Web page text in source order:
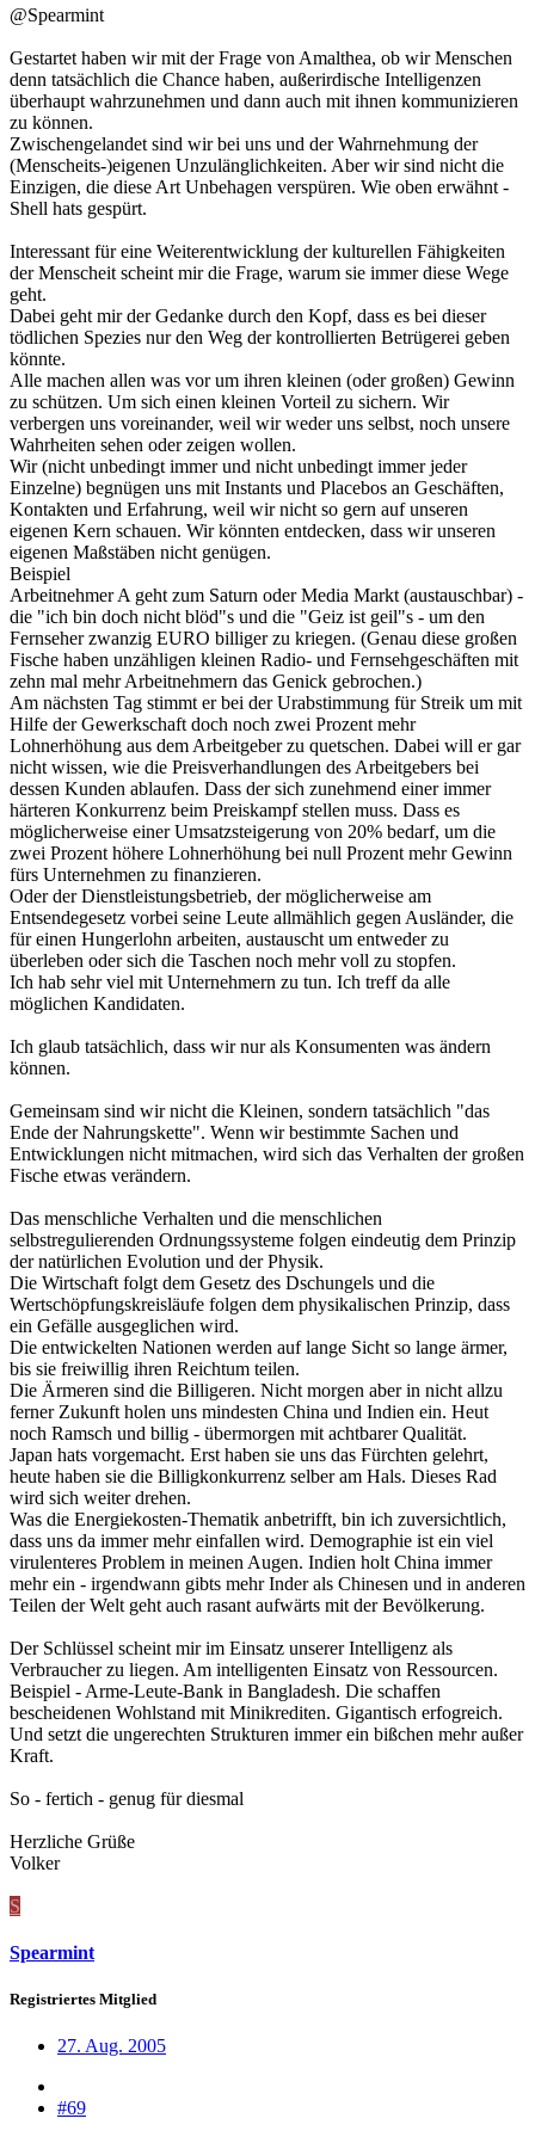
@Spearmint
Gestartet haben wir mit der Frage von Amalthea, ob wir Menschen
denn tatsächlich die Chance haben, außerirdische Intelligenzen
überhaupt wahrzunehmen und dann auch mit ihnen kommunizieren
zu können.
Zwischengelandet sind wir bei uns und der Wahrnehmung der
(Menscheits-)eigenen Unzulänglichkeiten. Aber wir sind nicht die
Einzigen, die diese Art Unbehagen verspüren. Wie oben erwähnt -
Shell hats gespürt.
Interessant für eine Weiterentwicklung der kulturellen Fähigkeiten
der Menscheit scheint mir die Frage, warum sie immer diese Wege
geht.
Dabei geht mir der Gedanke durch den Kopf, dass es bei dieser
tödlichen Spezies nur den Weg der kontrollierten Betrügerei geben
könnte.
Alle machen allen was vor um ihren kleinen (oder großen) Gewinn
zu schützen. Um sich einen kleinen Vorteil zu sichern. Wir
verbergen uns voreinander, weil wir weder uns selbst, noch unsere
Wahrheiten sehen oder zeigen wollen.
Wir (nicht unbedingt immer und nicht unbedingt immer jeder
Einzelne) begnügen uns mit Instants und Placebos an Geschäften,
Kontakten und Erfahrung, weil wir nicht so gern auf unseren
eigenen Kern schauen. Wir könnten entdecken, dass wir unseren
eigenen Maßstäben nicht genügen.
Beispiel
Arbeitnehmer A geht zum Saturn oder Media Markt (austauschbar) -
die "ich bin doch nicht blöd"s und die "Geiz ist geil"s - um den
Fernseher zwanzig EURO billiger zu kriegen. (Genau diese großen
Fische haben unzähligen kleinen Radio- und Fernsehgeschäften mit
zehn mal mehr Arbeitnehmern das Genick gebrochen.)
Am nächsten Tag stimmt er bei der Urabstimmung für Streik um mit
Hilfe der Gewerkschaft doch noch zwei Prozent mehr
Lohnerhöhung aus dem Arbeitgeber zu quetschen. Dabei will er gar
nicht wissen, wie die Preisverhandlungen des Arbeitgebers bei
dessen Kunden ablaufen. Dass der sich zunehmend einer immer
härteren Konkurrenz beim Preiskampf stellen muss. Dass es
möglicherweise einer Umsatzsteigerung von 20% bedarf, um die
zwei Prozent höhere Lohnerhöhung bei null Prozent mehr Gewinn
fürs Unternehmen zu finanzieren.
Oder der Dienstleistungsbetrieb, der möglicherweise am
Entsendegesetz vorbei seine Leute allmählich gegen Ausländer, die
für einen Hungerlohn arbeiten, austauscht um entweder zu
überleben oder sich die Taschen noch mehr voll zu stopfen.
Ich hab sehr viel mit Unternehmern zu tun. Ich treff da alle
möglichen Kandidaten.
Ich glaub tatsächlich, dass wir nur als Konsumenten was ändern
können.
Gemeinsam sind wir nicht die Kleinen, sondern tatsächlich "das
Ende der Nahrungskette". Wenn wir bestimmte Sachen und
Entwicklungen nicht mitmachen, wird sich das Verhalten der großen
Fische etwas verändern.
Das menschliche Verhalten und die menschlichen
selbstregulierenden Ordnungssysteme folgen eindeutig dem Prinzip
der natürlichen Evolution und der Physik.
Die Wirtschaft folgt dem Gesetz des Dschungels und die
Wertschöpfungskreisläufe folgen dem physikalischen Prinzip, dass
ein Gefälle ausgeglichen wird.
Die entwickelten Nationen werden auf lange Sicht so lange ärmer,
bis sie freiwillig ihren Reichtum teilen.
Die Ärmeren sind die Billigeren. Nicht morgen aber in nicht allzu
ferner Zukunft holen uns mindesten China und Indien ein. Heut
noch Ramsch und billig - übermorgen mit achtbarer Qualität.
Japan hats vorgemacht. Erst haben sie uns das Fürchten gelehrt,
heute haben sie die Billigkonkurrenz selber am Hals. Dieses Rad
wird sich weiter drehen.
Was die Energiekosten-Thematik anbetrifft, bin ich zuversichtlich,
dass uns da immer mehr einfallen wird. Demographie ist ein viel
virulenteres Problem in meinen Augen. Indien holt China immer
mehr ein - irgendwann gibts mehr Inder als Chinesen und in anderen
Teilen der Welt geht auch rasant aufwärts mit der Bevölkerung.
Der Schlüssel scheint mir im Einsatz unserer Intelligenz als
Verbraucher zu liegen. Am intelligenten Einsatz von Ressourcen.
Beispiel - Arme-Leute-Bank in Bangladesh. Die schaffen
bescheidenen Wohlstand mit Minikrediten. Gigantisch erfogreich.
Und setzt die ungerechten Strukturen immer ein bißchen mehr außer
Kraft.
So - fertich - genug für diesmal
Herzliche Grüße
Volker
S
Spearmint
Registriertes Mitglied
27. Aug. 2005
#69